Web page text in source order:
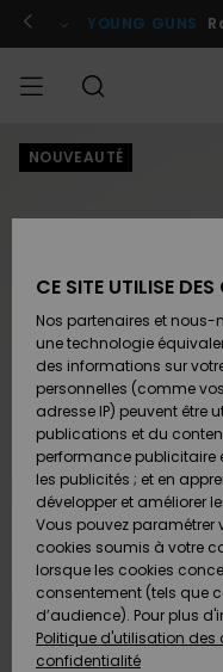
l'information
le
Se connecter /
YOUNG GUNS
HOMME
&
Surf
Snow
&
Surf
Snow
FEMME
A
Snow
SURF
Surf
Shop
SNOW
Snow
Shop
Snow
Shop
A
OUTLET
AIDE &
CONTACT
Carte
des
MAGASINS
NOUVEAUTÉ
CE SITE UTILISE
Nos partenaires et
une technologie
des informations sur
personnelles (comme
adresse IP) peuvent être
publications et du
performance publicitaire
les publicités ; et en
développer et améliorer
Vous pouvez paramétrer
cookies soumis à votre
lorsque les cookies
consentement (tels que
d’audience). Pour plus
Politique d'utilisation des
confidentialité